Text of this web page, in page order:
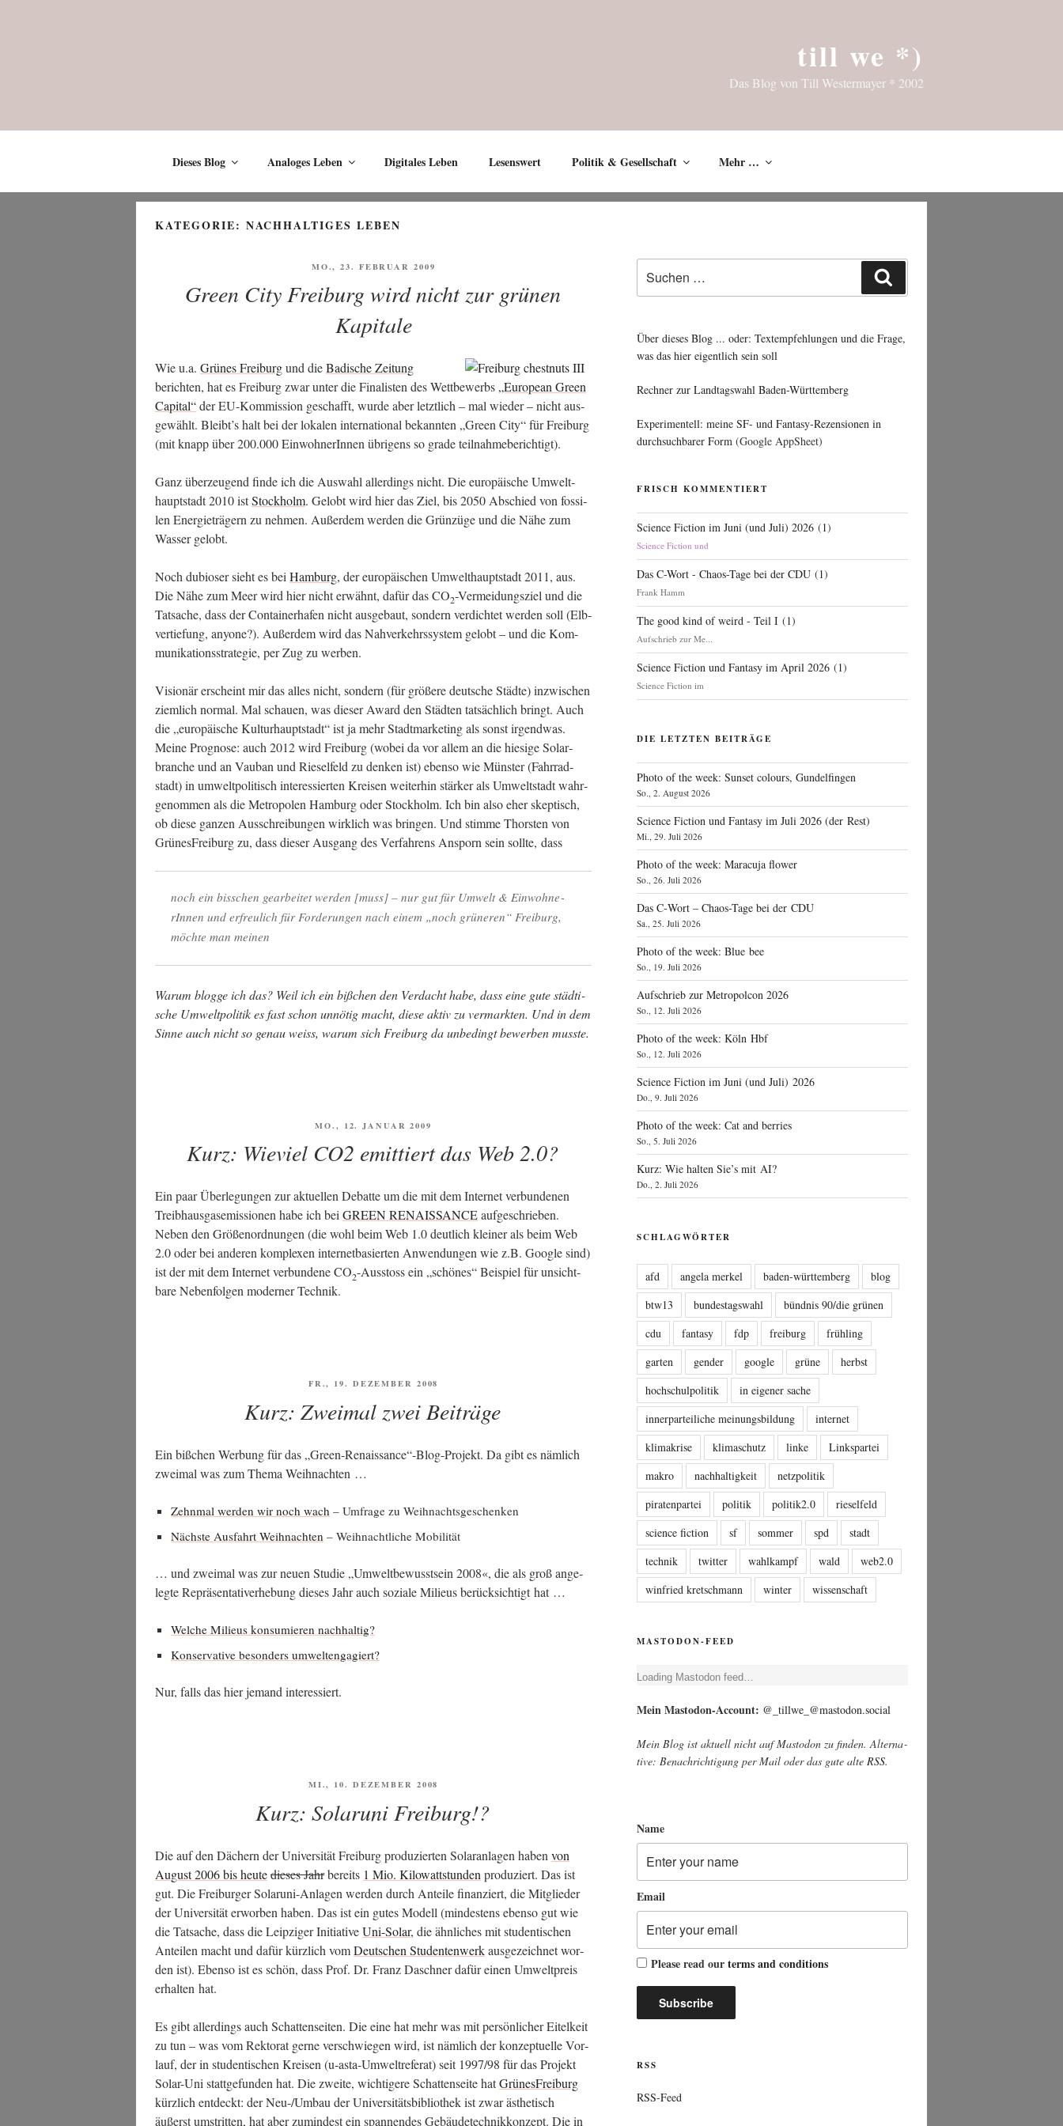
till we *)
Das Blog von Till Westermayer * 2002
Dieses Blog Analoges Leben Digitales Leben Lesenswert Politik & Gesellschaft Mehr …
KATEGORIE: NACHHALTIGES LEBEN
VERÖFFENTLICHT
MO., 23. FEBRUAR 2009
Green City Freiburg wird nicht zur grünen
Kapitale
Wie u.a. Grü­nes Frei­burgund dieBadi­sche Zei­tung
berich­ten, hat es Frei­burg zwar unter die Fina­lis­ten des Wett­be­werbs „Euro­pean Green
Capi­tal“der EU-Kom­mis­si­on geschafft, wur­de aber letzt­lich – mal wie­der – nicht aus­
ge­wählt. Bleibt’s halt bei der loka­len inter­na­tio­nal bekann­ten „Green City“ für Frei­burg
(mit knapp über 200.000 Ein­woh­ne­rIn­nen übri­gens so gra­de teilnahmeberichtigt).
Ganz über­zeu­gend fin­de ich die Aus­wahl aller­dings nicht. Die euro­päi­sche Umwelt­
haupt­stadt 2010 istStock­holm. Gelobt wird hier das Ziel, bis 2050 Abschied von fos­si­
len Ener­gie­trä­gern zu neh­men. Außer­dem wer­den die Grün­zü­ge und die Nähe zum
Was­ser gelobt.
Noch dubio­ser sieht es bei Ham­burg, der euro­päi­schen Umwelt­haupt­stadt 2011, aus.
Die Nähe zum Meer wird hier nicht erwähnt, dafür das CO2-Ver­mei­dungs­ziel und die
Tat­sa­che, dass der Con­tai­ner­ha­fen nicht aus­ge­baut, son­dern ver­dich­tet wer­den soll (Elb­
ver­tie­fung, anyo­ne?). Außer­dem wird das Nah­ver­kehrs­sys­tem gelobt – und die Kom­
mu­ni­ka­ti­ons­stra­te­gie, per Zug zu werben.
Visio­när erscheint mir das alles nicht, son­dern (für grö­ße­re deut­sche Städ­te) inzwi­schen
ziem­lich nor­mal. Mal schau­en, was die­ser Award den Städ­ten tat­säch­lich bringt. Auch
die „euro­päi­sche Kul­tur­haupt­stadt“ ist ja mehr Stadt­mar­ke­ting als sonst irgend­was.
Mei­ne Pro­gno­se: auch 2012 wird Frei­burg (wobei da vor allem an die hie­si­ge Solar­
bran­che und an Vau­ban und Rie­sel­feld zu den­ken ist) eben­so wie Müns­ter (Fahr­rad­
stadt) in umwelt­po­li­tisch inter­es­sier­ten Krei­sen wei­ter­hin stär­ker als Umwelt­stadt wahr­
ge­nom­men als die Metro­po­len Ham­burg oder Stock­holm. Ich bin also eher skep­tisch,
ob die­se gan­zen Aus­schrei­bun­gen wirk­lich was brin­gen. Und stim­me Thors­ten von
Grü­nes­Frei­burg zu, dass die­ser Aus­gang des Ver­fah­rens Ansporn sein soll­te, dass
noch ein biss­chen gear­bei­tet wer­den [muss] – nur gut für Umwelt & Ein­woh­ne­
rIn­nen und erfreu­lich für For­de­run­gen nach einem „noch grü­ne­ren“ Frei­burg,
möch­te man meinen
War­um blog­ge ich das? Weil ich ein biß­chen den Ver­dacht habe, dass eine gute städ­ti­
sche Umwelt­po­li­tik es fast schon unnö­tig macht, die­se aktiv zu ver­mark­ten. Und in dem
Sin­ne auch nicht so genau weiss, war­um sich Frei­burg da unbe­dingt bewer­ben musste.
VERÖFFENTLICHT
MO., 12. JANUAR 2009
Kurz: Wieviel CO2 emittiert das Web 2.0?
Ein paar Über­le­gun­gen zur aktu­el­len Debat­te um die mit dem Inter­net ver­bun­de­nen
Treib­haus­gas­emis­sio­nen habe ich beiGREEN RENAISSANCEauf­ge­schrie­ben.
Neben den Grö­ßen­ord­nun­gen (die wohl beim Web 1.0 deut­lich klei­ner als beim Web
2.0 oder bei ande­ren kom­ple­xen inter­net­ba­sier­ten Anwen­dun­gen wie z.B. Goog­le sind)
ist der mit dem Inter­net ver­bun­de­ne CO2-Aus­stoss ein „schö­nes“ Bei­spiel für unsicht­
ba­re Neben­fol­gen moder­ner Technik.
VERÖFFENTLICHT
FR., 19. DEZEMBER 2008
Kurz: Zweimal zwei Beiträge
Ein biß­chen Wer­bung für das „Green-Renaissance“-Blog-Projekt. Da gibt es näm­lich
zwei­mal was zum The­ma Weihnachten …
Zehn­mal wer­den wir noch wach – Umfra­ge zu Weihnachtsgeschenken
Nächs­te Aus­fahrt Weih­nach­ten – Weih­nacht­li­che Mobilität
… und zwei­mal was zur neu­en Stu­die „Umwelt­be­wusst­sein 2008«, die als groß ange­
leg­te Reprä­sen­ta­tiv­erhe­bung die­ses Jahr auch sozia­le Milieus berück­sich­tigt hat …
Wel­che Milieus kon­su­mie­ren nachhaltig?
Kon­ser­va­ti­ve beson­ders umweltengagiert?
Nur, falls das hier jemand interessiert.
VERÖFFENTLICHT
MI., 10. DEZEMBER 2008
Kurz: Solaruni Freiburg!?
Die auf den Dächern der Uni­ver­si­tät Frei­burg pro­du­zier­ten Solar­an­la­gen haben von
August 2006 bis heu­tedie­ses Jahrbereits 1 Mio. Kilo­watt­stun­den pro­du­ziert. Das ist
gut. Die Frei­bur­ger Solar­uni-Anla­gen wer­den durch Antei­le finan­ziert, die Mit­glie­der
der Uni­ver­si­tät erwor­ben haben. Das ist ein gutes Modell (min­des­tens eben­so gut wie
die Tat­sa­che, dass die Leip­zi­ger Initia­ti­veUni-Solar, die ähn­li­ches mit stu­den­ti­schen
Antei­len macht und dafür kürz­lich vomDeut­schen Stu­den­ten­werkaus­ge­zeich­net wor­
den ist). Eben­so ist es schön, dass Prof. Dr. Franz Dasch­ner dafür einen Umwelt­preis
erhal­ten hat.
Es gibt aller­dings auch Schat­ten­sei­ten. Die eine hat mehr was mit per­sön­li­cher Eitel­keit
zu tun – was vom Rek­to­rat ger­ne ver­schwie­gen wird, ist näm­lich der kon­zep­tu­el­le Vor­
lauf, der in stu­den­ti­schen Krei­sen (u‑as­ta-Umwelt­re­fe­rat) seit 1997/98 für das Pro­jekt
Solar-Uni statt­ge­fun­den hat. Die zwei­te, wich­ti­ge­re Schat­ten­sei­te hatGrü­nes­Frei­burg
kürz­lich ent­deckt: der Neu-/Um­bau der Uni­ver­si­täts­bi­blio­thek ist zwar ästhe­tisch
äußerst umstrit­ten, hat aber zumin­dest ein span­nen­des Gebäu­de­tech­nik­kon­zept. Die in
Suche
nach:
Über dieses Blog ... oder: Textempfehlungen und die Frage,
was das hier eigentlich sein soll
Rechner zur Landtagswahl Baden-Württemberg
Experimentell: meine SF- und Fantasy-Rezensionen in
durchsuchbarer Form (Google AppSheet)
FRISCH KOMMENTIERT
Science Fiction im Juni (und Juli) 2026 (1)
Science Fiction und
Das C-Wort - Chaos-Tage bei der CDU (1)
Frank Hamm
The good kind of weird - Teil I (1)
Aufschrieb zur Me...
Science Fiction und Fantasy im April 2026 (1)
Science Fiction im
DIE LETZTEN BEITRÄGE
Photo of the week: Sunset colours, Gundelfingen
So., 2. August 2026
Science Fiction und Fantasy im Juli 2026 (der Rest)
Mi., 29. Juli 2026
Photo of the week: Maracuja flower
So., 26. Juli 2026
Das C‑Wort – Chaos-Tage bei der CDU
Sa., 25. Juli 2026
Photo of the week: Blue bee
So., 19. Juli 2026
Aufschrieb zur Metropolcon 2026
So., 12. Juli 2026
Photo of the week: Köln Hbf
So., 12. Juli 2026
Science Fiction im Juni (und Juli) 2026
Do., 9. Juli 2026
Photo of the week: Cat and berries
So., 5. Juli 2026
Kurz: Wie halten Sie’s mit AI?
Do., 2. Juli 2026
SCHLAGWÖRTER
afd angela merkel baden-württemberg
blog
btw13
bundestagswahl
bündnis 90/die grünen
cdu
fantasy fdp freiburg
frühling
garten
gender google grüne
herbst
hochschulpolitik
in eigener sache
innerparteiliche meinungsbildung
internet
klimakrise
klimaschutz linke
Linkspartei
makro
nachhaltigkeit
netzpolitik
piratenpartei
politik politik2.0
rieselfeld
science fiction
sf sommer spd
stadt
technik
twitter wahlkampf wald
web2.0
winfried kretschmann
winter wissenschaft
MASTODON-FEED
Loa­ding Mast­o­don feed…
Mein Mast­o­don-Account: @_tillwe_@mastodon.social
Mein Blog ist aktu­ell nicht auf Mast­o­don zu fin­den. Alter­na­
ti­ve: Benach­rich­ti­gung per Mail oder das gute alteRSS.
Name
Email
Please read ourterms and conditions
RSS
RSS-Feed